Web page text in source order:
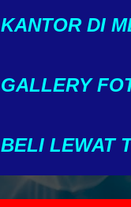
KANTOR DI
GALLERY
BELI LEWAT